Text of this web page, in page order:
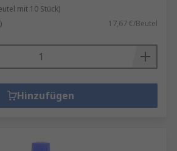
mit 10 Stück)
17,67 €/Beutel
Hinzufügen